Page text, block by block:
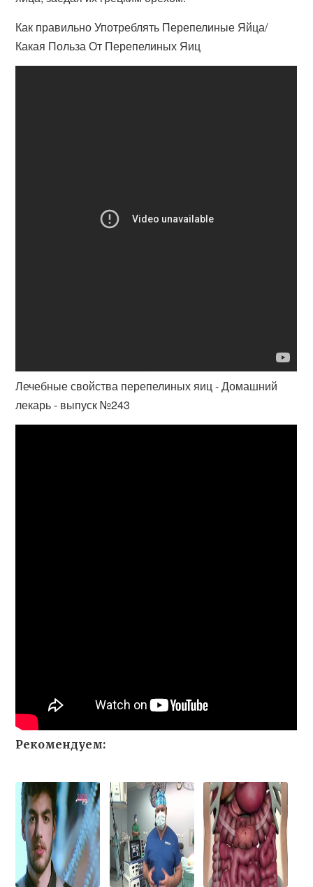
Как правильно Употреблять Перепелиные Яйца/
Какая Польза От Перепелиных Яиц
Лечебные свойства перепелиных яиц - Домашний
лекарь - выпуск №243
Рекомендуем: